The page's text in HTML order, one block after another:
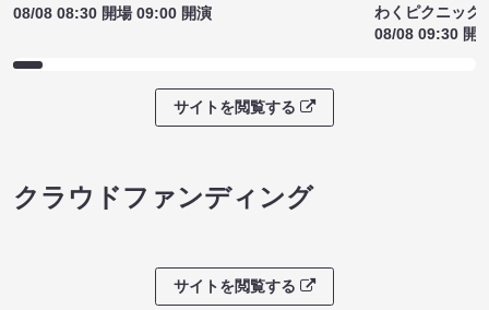
08/08 08:30 開場 09:00 開演
わくピクニック
08/08 09:30 開
サイトを閲覧する
クラウドファンディング
サイトを閲覧する